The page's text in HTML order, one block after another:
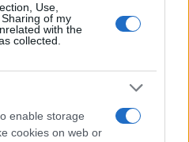
Use,
of my
with the
collected.
enable storage
cookies on web or
Olanda